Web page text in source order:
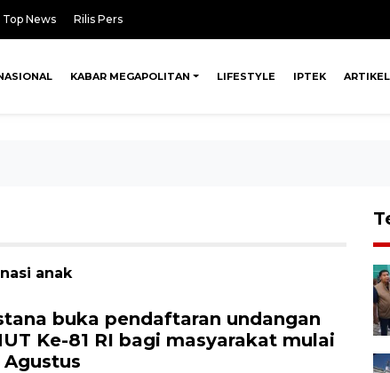
Top News Rilis Pers
KABAR MEGAPOLITAN LIFESTYLE IPTEK ARTIKEL
anak
buka pendaftaran undangan
Ke-81 RI bagi masyarakat mulai
Agustus